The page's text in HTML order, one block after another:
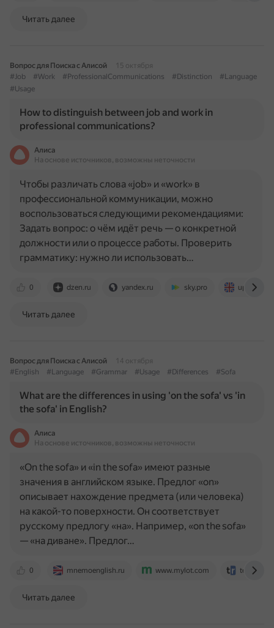
Читать далее
Вопрос для Поиска с Алисой
15 октября
#Job
#Work #ProfessionalCommunications #Distinction
#Language
#Usage
How to distinguish between job and work in
professional communications?
Алиса
На основе источников, возможны неточности
0 dzen.ru yandex.ru sky.pro
Чтобы различать слова «job» и «work» в
профессиональной коммуникации, можно
воспользоваться следующими рекомендациями:
Задать вопрос: о чём идёт речь — о конкретной
должности или о процессе работы. Проверить
грамматику: нужно ли использовать…
Читать далее
Вопрос для Поиска с Алисой
14 октября
#English
#Language #Grammar #Usage #Differences #Sofa
What are the differences in using 'on the sofa' vs 'in
the sofa' in English?
Алиса
На основе источников, возможны неточности
0 mnemoenglish.ru www.mylot.com
«On the sofa» и «in the sofa» имеют разные
значения в английском языке. Предлог «on»
описывает нахождение предмета (или человека)
на какой-то поверхности. Он соответствует
русскому предлогу «на». Например, «on the sofa»
— «на диване». Предлог…
Читать далее